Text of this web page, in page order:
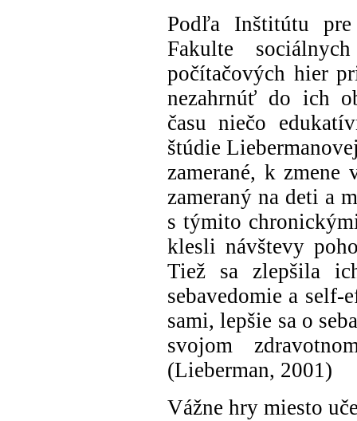
Podľa Inštitútu
Fakulte
počítačových hier
nezahrnúť do ich
času niečo
štúdie
zamerané, k
zameraný na deti a
s týmito
klesli návštevy
Tiež sa zlepšila
sebavedomie a
sami, lepšie sa o
svojom
(Lieberman, 2001)
Vážne hry miesto